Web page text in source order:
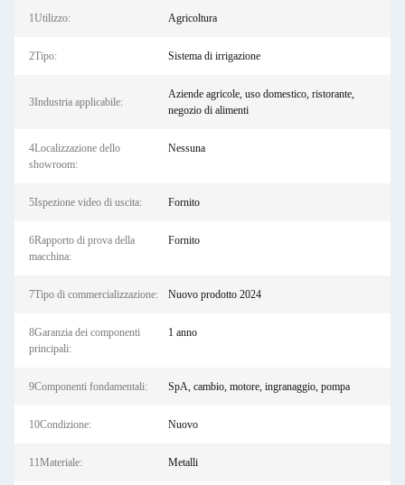
1Utilizzo: Agricoltura
2Tipo: Sistema di irrigazione
3Industria applicabile:
Aziende agricole, uso domestico, ristorante,
negozio di alimenti
4Localizzazione dello
showroom:
Nessuna
5Ispezione video di uscita: Fornito
6Rapporto di prova della
macchina:
Fornito
7Tipo di commercializzazione: Nuovo prodotto 2024
8Garanzia dei componenti
principali:
1 anno
9Componenti fondamentali: SpA, cambio, motore, ingranaggio, pompa
10Condizione: Nuovo
11Materiale: Metalli